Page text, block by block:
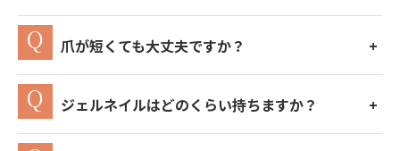
爪が短くても大丈夫ですか？
ジェルネイルはどのくらい持ちますか？